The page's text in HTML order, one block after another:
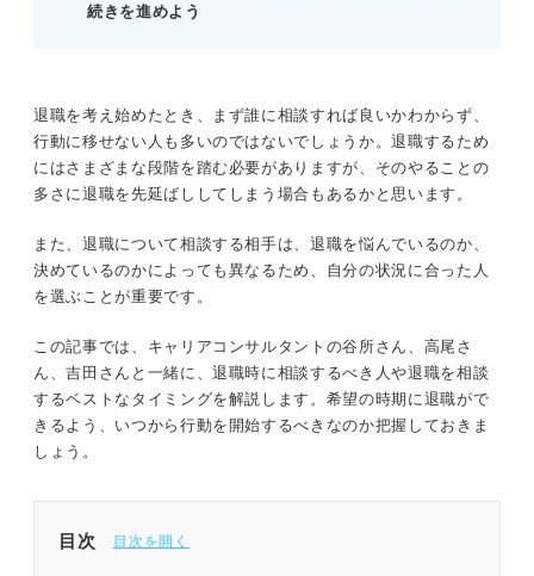
ることが重要
まだ検討中の人はここから！ 退職するかの相
談におすすめな人
退職を決めたら上司に相談！ 退職の意思を伝
える際に守りたい3項目
円満に退職するために！ 上司に相談するとき
に意識したい4つのポイント
と併せてご確認ください。
続きを進めよう
退職を考え始めたとき、まず誰に相談すれば良いかわからず、
行動に移せない人も多いのではないでしょうか。退職するため
にはさまざまな段階を踏む必要がありますが、そのやることの
多さに退職を先延ばししてしまう場合もあるかと思います。
また、退職について相談する相手は、退職を悩んでいるのか、
決めているのかによっても異なるため、自分の状況に合った人
を選ぶことが重要です。
この記事では、キャリアコンサルタントの谷所さん、高尾さ
ん、吉田さんと一緒に、退職時に相談するべき人や退職を相談
するベストなタイミングを解説します。希望の時期に退職がで
きるよう、いつから行動を開始するべきなのか把握しておきま
しょう。
目次